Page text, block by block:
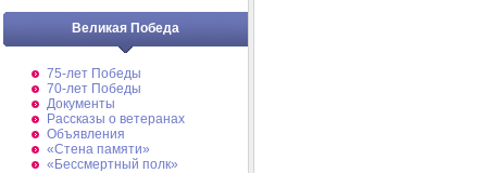
Великая Победа
75-лет Победы
70-лет Победы
Документы
Рассказы о ветеранах
Объявления
«Стена памяти»
«Бессмертный полк»